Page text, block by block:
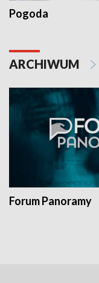
Pogoda
ARCHIWUM
Forum Panoramy